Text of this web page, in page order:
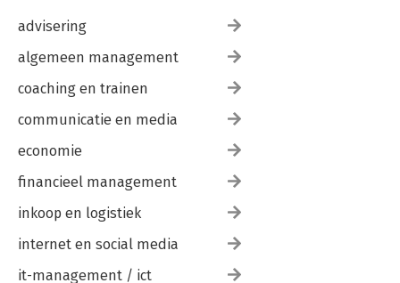
advisering
algemeen management
coaching en trainen
communicatie en media
economie
financieel management
inkoop en logistiek
internet en social media
it-management / ict